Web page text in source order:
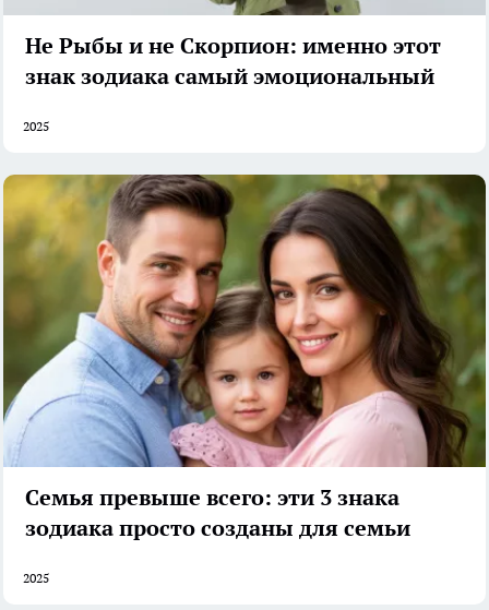
Не Рыбы и не Скорпион: именно этот
знак зодиака самый эмоциональный
2025
Семья превыше всего: эти 3 знака
зодиака просто созданы для семьи
2025